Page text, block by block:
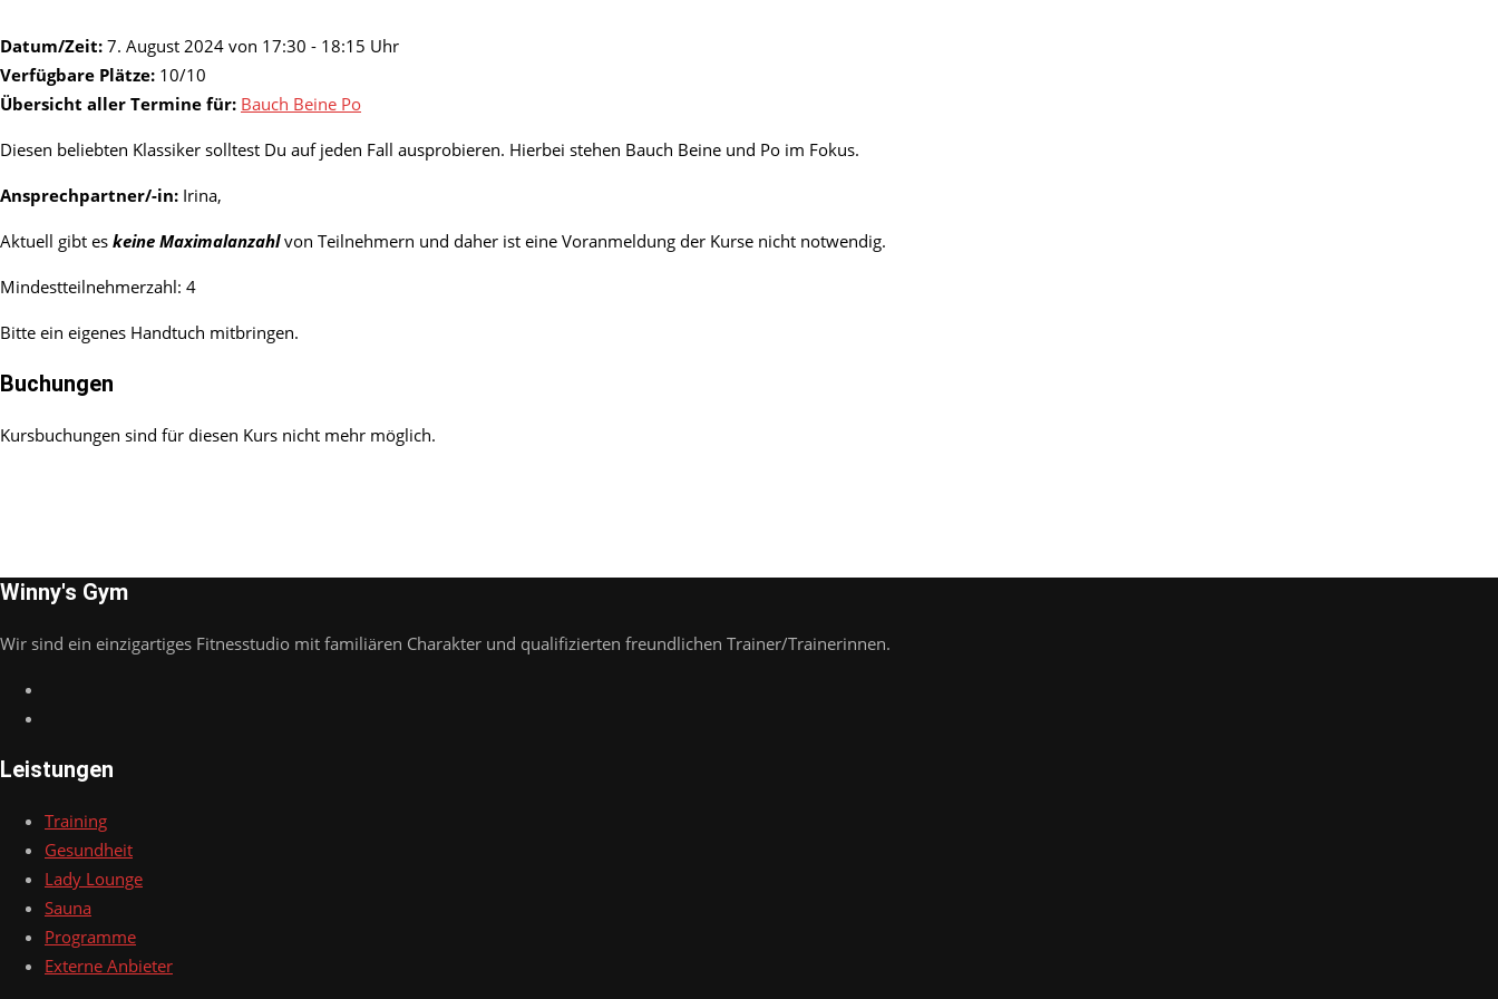
Datum/Zeit: 7. August 2024 von 17:30 - 18:15 Uhr
Verfügbare Plätze: 10/10
Übersicht aller Termine für: Bauch Beine Po
Diesen beliebten Klassiker solltest Du auf jeden Fall ausprobieren. Hierbei stehen Bauch Beine und Po im Fokus.
Ansprechpartner/-in: Irina,
Aktuell gibt es keine Maximalanzahlvon Teilnehmern und daher ist eine Voranmeldung der Kurse nicht notwendig.
Mindestteilnehmerzahl: 4
Bitte ein eigenes Handtuch mitbringen.
Buchungen
Kursbuchungen sind für diesen Kurs nicht mehr möglich.
Winny's Gym
Wir sind ein einzigartiges Fitnesstudio mit familiären Charakter und qualifizierten freundlichen Trainer/Trainerinnen.
Leistungen
Training
Gesundheit
Lady Lounge
Sauna
Programme
Externe Anbieter